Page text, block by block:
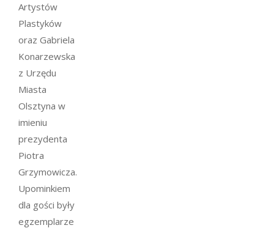
Artystów
Plastyków
oraz Gabriela
Konarzewska
z Urzędu
Miasta
Olsztyna w
imieniu
prezydenta
Piotra
Grzymowicza.
Upominkiem
dla gości były
egzemplarze